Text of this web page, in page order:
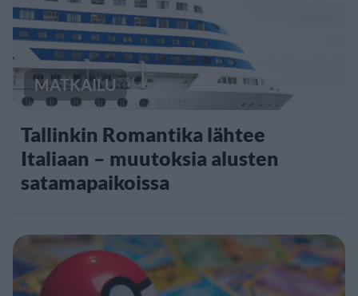
MATKAILU
Tallinkin Romantika lähtee
Italiaan – muutoksia alusten
satamapaikoissa